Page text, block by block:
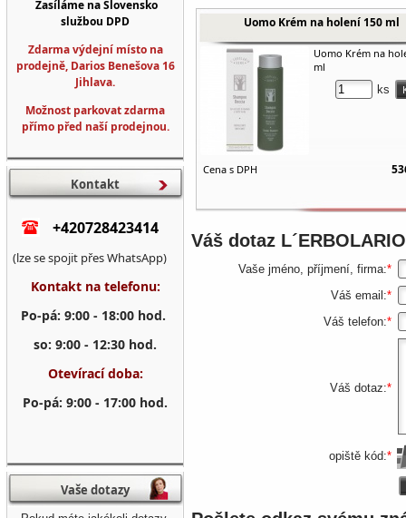
Uomo Krém na holení 150 ml
Uomo Krém na
ml
ks
Cena s DPH
Váš dotaz
Vaše jméno, příjmení, firma:*
Váš email:*
Váš telefon:*
Váš dotaz:*
opiště kód:*
Zasíláme na Slovensko
službou DPD
Zdarma výdejní místo na
prodejně, Darios Benešova 16
Jihlava.
Možnost parkovat zdarma
přímo před naší prodejnou.
Kontakt
+420728423414
(lze se spojit přes WhatsApp)
Kontakt na telefonu:
Po-pá: 9:00 - 18:00 hod.
so: 9:00 - 12:30 hod.
Otevírací doba:
Po-pá: 9:00 - 17:00 hod.
Vaše dotazy